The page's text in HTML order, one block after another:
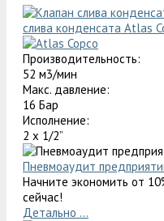
слива конденсата Atlas
Производительность:
52 м3/мин
Макс. давление:
16 Бар
Исполнение:
2 х 1/2”
Пневмоаудит
Начните экономить от
сейчас!
Детально ...